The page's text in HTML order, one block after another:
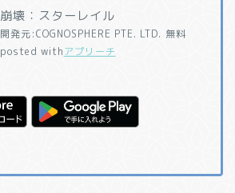
崩壊：スターレイル
開発元:COGNOSPHERE PTE. LTD. 無料
posted withアプリーチ